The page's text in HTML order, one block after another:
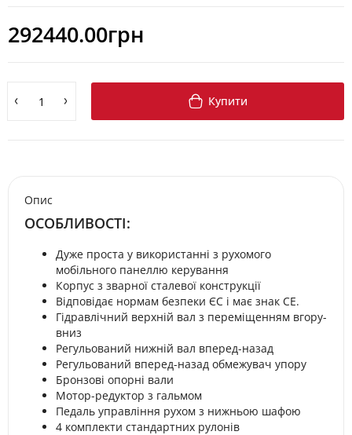
292440.00грн
Купити
Опис
ОСОБЛИВОСТІ:
Дуже проста у використанні з рухомого
мобільного панеллю керування
Корпус з зварної сталевої конструкції
Відповідає нормам безпеки ЄС і має знак CE.
Гідравлічний верхній вал з переміщенням вгору-
вниз
Регульований нижній вал вперед-назад
Регульований вперед-назад обмежувач упору
Бронзові опорні вали
Мотор-редуктор з гальмом
Педаль управління рухом з нижньою шафою
4 комплекти стандартних рулонів